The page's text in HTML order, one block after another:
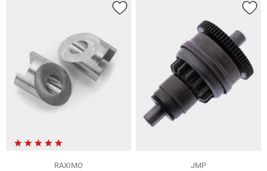
RAXIMO
JMP